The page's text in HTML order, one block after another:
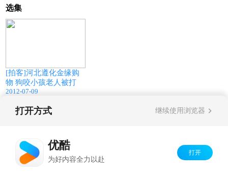
选集
[拍客]河北遵化金缘购
物 狗咬小孩老人被打
2012-07-09
打开方式 继续使用浏览器
优酷
为好内容全力以赴
打开